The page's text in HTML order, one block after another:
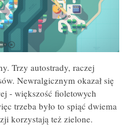
Trzy autostrady, raczej
Newralgicznym okazał się
- większość fioletowych
trzeba było to spiąć dwiema
korzystają też zielone.